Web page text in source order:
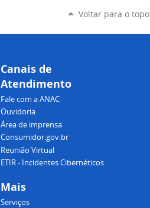
Voltar para o topo
Canais de
Atendimento
Fale com a ANAC
Ouvidoria
Área de imprensa
Consumidor.gov.br
Reunião Virtual
ETIR - Incidentes Cibernéticos
Mais
Serviços